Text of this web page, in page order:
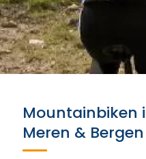
Mountainbiken
Meren &